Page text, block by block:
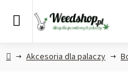
HomeAkcesoria dla palaczy